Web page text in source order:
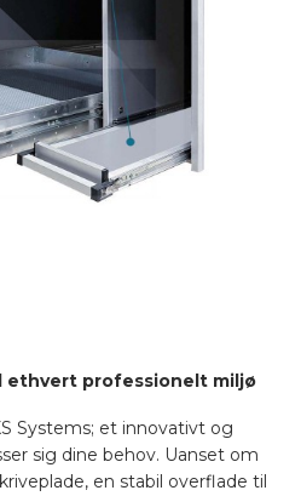
ethvert professionelt miljø
Systems; et innovativt og
sig dine behov. Uanset om
en stabil overflade til